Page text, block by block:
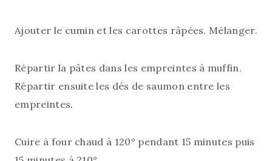
Ajouter le cumin et les carottes râpées. Mélanger.
Répartir la pâtes dans les empreintes à muffin.
Répartir ensuite les dés de saumon entre les
empreintes.
Cuire à four chaud à 120° pendant 15 minutes puis